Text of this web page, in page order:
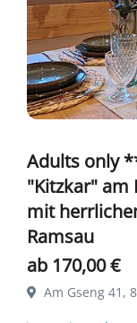
Adults only
"Kitzkar" am
mit
Ramsau
ab 170,00 €
Am Gseng 41,